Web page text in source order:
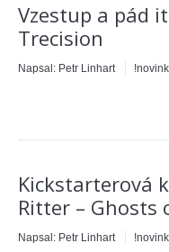
Vzestup a pád
Trecision
Napsal: Petr Linhart
Kickstarterová
Ritter – Ghosts
Napsal: Petr Linhart